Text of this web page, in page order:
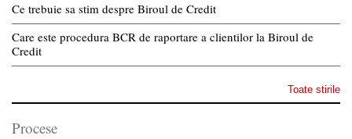
Ce trebuie sa stim despre Biroul de Credit
Care este procedura BCR de raportare a clientilor la Biroul de
Credit
Toate stirile
Procese